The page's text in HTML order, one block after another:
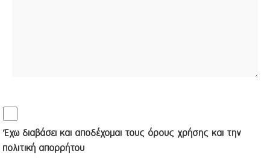
Έχω διαβάσει και αποδέχομαι τους όρους χρήσης και την
πολιτική απορρήτου